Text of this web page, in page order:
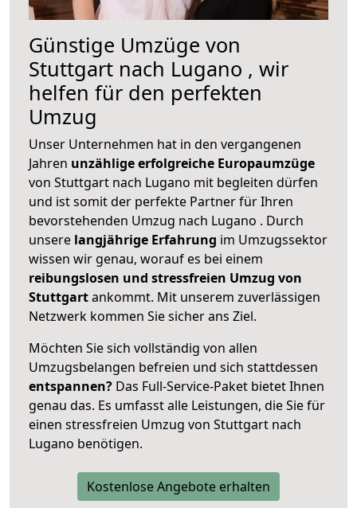
Günstige Umzüge von
Stuttgart nach Lugano , wir
helfen für den perfekten
Umzug
Unser Unternehmen hat in den vergangenen
Jahren unzählige erfolgreiche Europaumzüge
von Stuttgart nach Lugano mit begleiten dürfen
und ist somit der perfekte Partner für Ihren
bevorstehenden Umzug nach Lugano . Durch
unsere langjährige Erfahrung im Umzugssektor
wissen wir genau, worauf es bei einem
reibungslosen und stressfreien Umzug von
Stuttgartankommt. Mit unserem zuverlässigen
Netzwerk kommen Sie sicher ans Ziel.
Möchten Sie sich vollständig von allen
Umzugsbelangen befreien und sich stattdessen
entspannen? Das Full-Service-Paket bietet Ihnen
genau das. Es umfasst alle Leistungen, die Sie für
einen stressfreien Umzug von Stuttgart nach
Lugano benötigen.
Kostenlose Angebote erhalten